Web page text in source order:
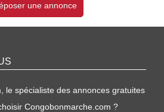
une annonce
le spécialiste des annonces gratuites
Congobonmarche.com ?